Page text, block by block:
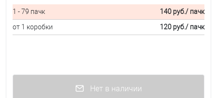
1 - 79 пачк 140 руб./ пачк
от 1 коробки
120 руб./ пачк
Нет в наличии